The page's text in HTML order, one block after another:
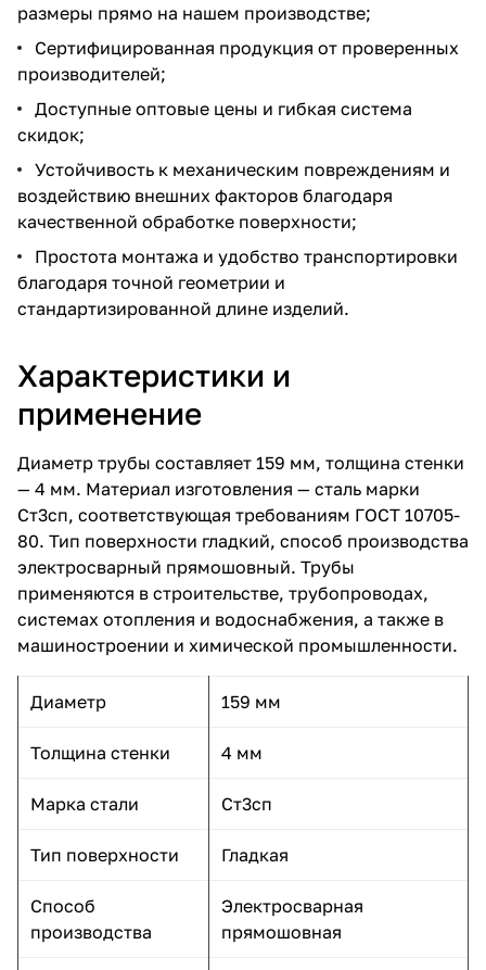
размеры прямо на нашем производстве;
Сертифицированная продукция от проверенных
производителей;
Доступные оптовые цены и гибкая система
скидок;
Устойчивость к механическим повреждениям и
воздействию внешних факторов благодаря
качественной обработке поверхности;
Простота монтажа и удобство транспортировки
благодаря точной геометрии и
стандартизированной длине изделий.
Характеристики и
применение
Диаметр трубы составляет 159 мм, толщина стенки
— 4 мм. Материал изготовления — сталь марки
Ст3сп, соответствующая требованиям ГОСТ 10705-
80. Тип поверхности гладкий, способ производства
электросварный прямошовный. Трубы
применяются в строительстве, трубопроводах,
системах отопления и водоснабжения, а также в
машиностроении и химической промышленности.
Диаметр 159 мм
Толщина стенки 4 мм
Марка стали Ст3сп
Тип поверхности Гладкая
Способ
производства
Электросварная
прямошовная